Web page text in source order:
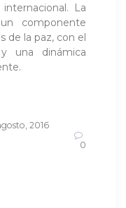
La
componente
de la paz, con el
una dinámica
2016
0